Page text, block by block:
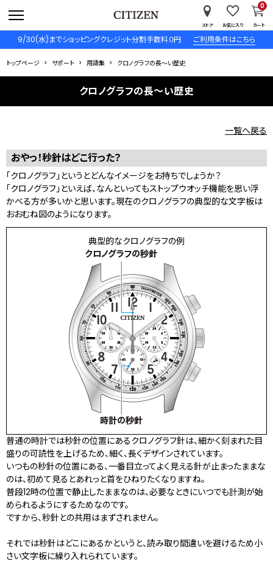
9/30(水)までショッピングクレジット分割手数料０円 ご利用条件はこちら
ストア お気に入り カート
0
トップページ サポート 用語集 クロノグラフの長～い歴史
クロノグラフの長～い歴史
一覧へ戻る
おやっ！秒針はどこ行った？
「クロノグラフ」というとどんなイメージをお持ちでしょうか？
「クロノグラフ」といえば、なんといってもストップウオッチ機能を思い浮
かべる方が多いかと思います。現在のクロノグラフの典型的な文字板は
おおむね図のようになります。
典型的なクロノグラフの例
普通の時計では秒針の位置にあるクロノグラフ針は、細かく刻まれた目
盛りの可読性を上げるため、細く、長くデザインされています。
いつもの秒針の位置にある、一番目立ってよく見える針が止まったままな
のは、初めて見るとあれっと首をひねりたくなりますね。
普段12時の位置で静止したままなのは、必要なときにいつでも計測が始
められるようにするためなのです。
ですから、秒針との共用はまずされません。
それでは秒針はどこにあるかというと、読み取り間違いを避けるため小
さい文字板に繰り入れられています。